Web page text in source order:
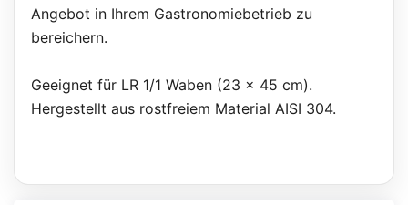
Angebot in Ihrem Gastronomiebetrieb zu
bereichern.
Geeignet für LR 1/1 Waben (23 x 45 cm).
Hergestellt aus rostfreiem Material AISI 304.